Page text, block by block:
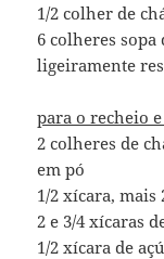
1/2 colher de
6 colheres
ligeiramente
para o recheio
2 colheres de
em pó
1/2 xícara, mais
2 e 3/4 xícaras
1/2 xícara de